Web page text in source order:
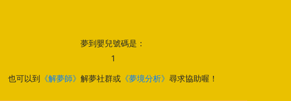
夢到嬰兒號碼是：
1
也可以到 《解夢師》 解夢社群或 《夢境分析》 尋求協助喔！